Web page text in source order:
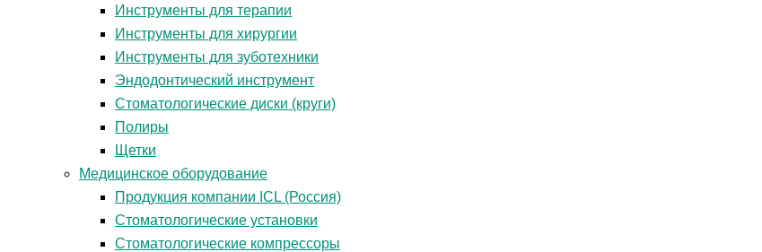
Инструменты для терапии
Инструменты для хирургии
Инструменты для зуботехники
Эндодонтический инструмент
Стоматологические диски (круги)
Полиры
Щетки
Медицинское оборудование
Продукция компании ICL (Россия)
Стоматологические установки
Стоматологические компрессоры